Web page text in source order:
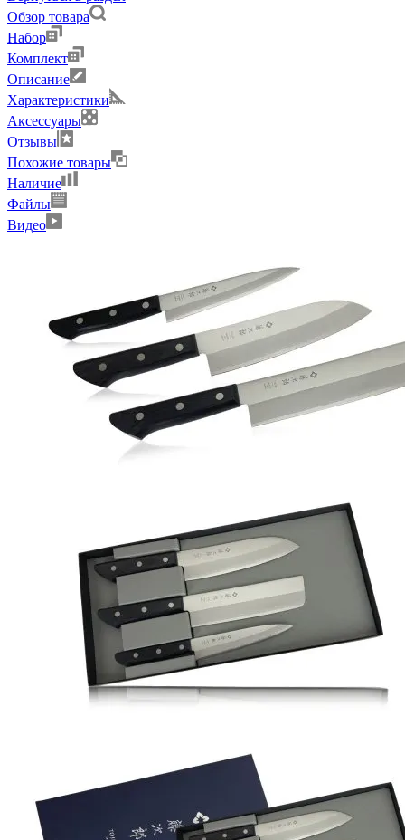
Обзор товара
Набор
Комплект
Описание
Характеристики
Аксессуары
Отзывы
Похожие товары
Наличие
Файлы
Видео